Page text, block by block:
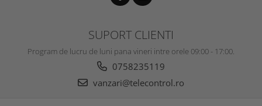
SUPORT CLIENTI
Program de lucru de luni pana vineri intre orele 09:00 - 17:00.
0758235119
vanzari@telecontrol.ro